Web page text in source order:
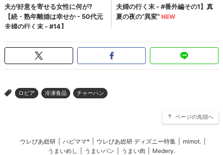
> ロピア 冷凍食品 チャーハン
ページの先頭へ
ウレぴあ総研 ハピママ* ウレぴあ総研 ディズニー特集 mimot.
うまいめし
うまいパン うまい肉 Medery.